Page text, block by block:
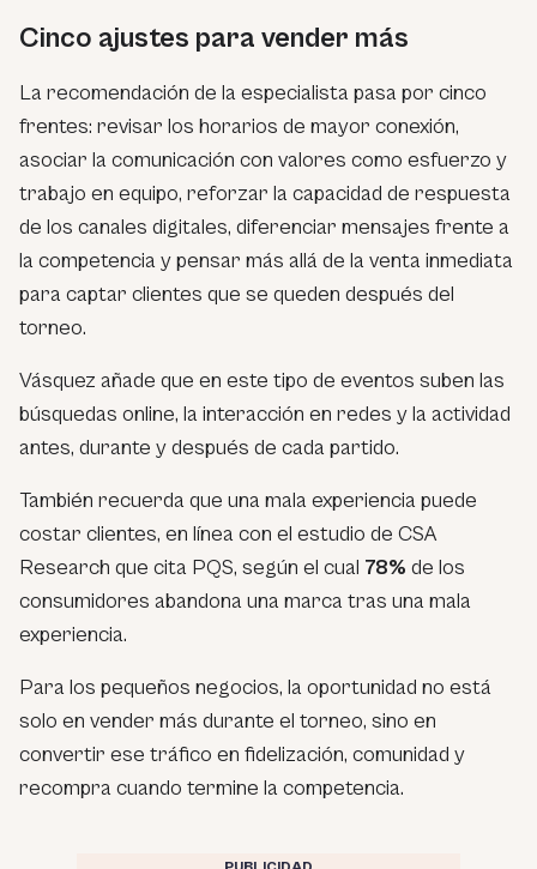
Cinco ajustes para vender más
La recomendación de la especialista pasa por cinco
frentes: revisar los horarios de mayor conexión,
asociar la comunicación con valores como esfuerzo y
trabajo en equipo, reforzar la capacidad de respuesta
de los canales digitales, diferenciar mensajes frente a
la competencia y pensar más allá de la venta inmediata
para captar clientes que se queden después del
torneo.
Vásquez añade que en este tipo de eventos suben las
búsquedas online, la interacción en redes y la actividad
antes, durante y después de cada partido.
También recuerda que una mala experiencia puede
costar clientes, en línea con el estudio de CSA
Research que cita PQS, según el cual 78% de los
consumidores abandona una marca tras una mala
experiencia.
Para los pequeños negocios, la oportunidad no está
solo en vender más durante el torneo, sino en
convertir ese tráfico en fidelización, comunidad y
recompra cuando termine la competencia.